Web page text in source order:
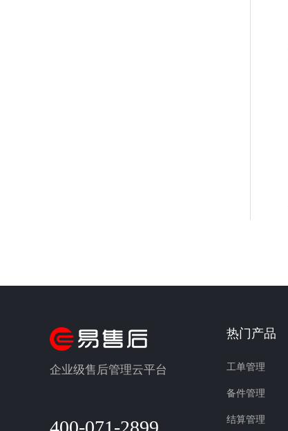
企业级售后管理云平台
热门产品
工单管理
备件管理
结算管理